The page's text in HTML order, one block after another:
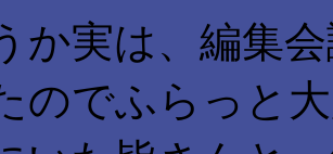
実は、編集会
のでふらっと